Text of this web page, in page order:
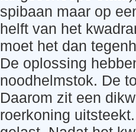
spibaan maar op
helft van het
moet het dan
De oplossing
noodhelmstok. De
Daarom zit een
roerkoning